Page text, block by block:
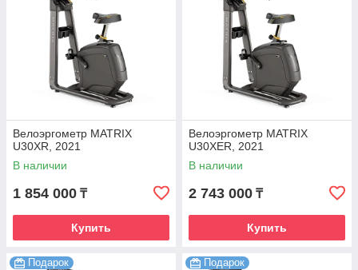
Велоэргометр MATRIX
U30XR, 2021
В наличии
1 854 000 ₸
Купить
Велоэргометр MATRIX
U30XER, 2021
В наличии
2 743 000 ₸
Купить
Подарок Подарок